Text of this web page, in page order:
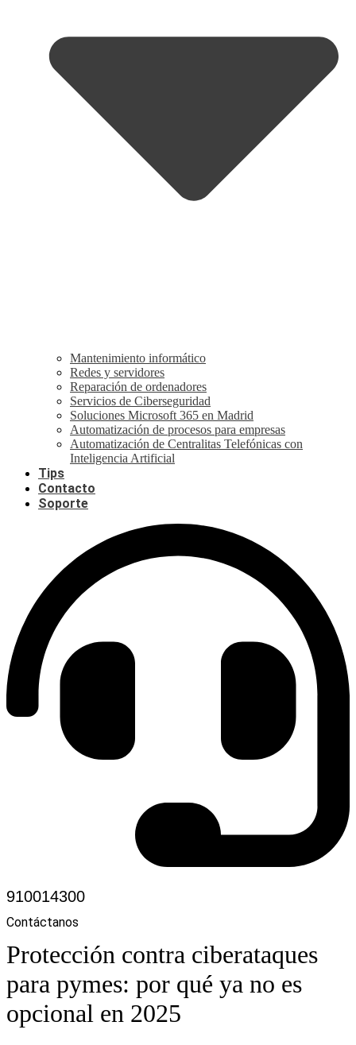
Mantenimiento informático
Redes y servidores
Reparación de ordenadores
Servicios de Ciberseguridad
Soluciones Microsoft 365 en Madrid
Automatización de procesos para empresas
Automatización de Centralitas Telefónicas con
Inteligencia Artificial
Tips
Contacto
Soporte
910014300
Contáctanos
Protección contra ciberataques
para pymes: por qué ya no es
opcional en 2025